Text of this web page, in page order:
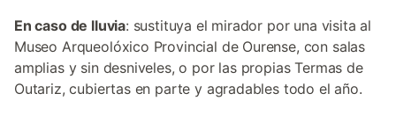
En caso de lluvia: sustituya el mirador por una visita al
Museo Arqueolóxico Provincial de Ourense, con salas
amplias y sin desniveles, o por las propias Termas de
Outariz, cubiertas en parte y agradables todo el año.